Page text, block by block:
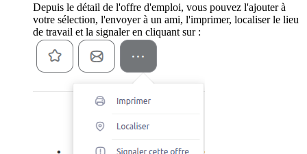
Depuis le détail de l'offre d'emploi, vous pouvez l'ajouter à
votre sélection, l'envoyer à un ami, l'imprimer, localiser le lieu
de travail et la signaler en cliquant sur :